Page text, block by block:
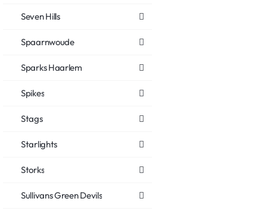
Seven Hills
Spaarnwoude
Sparks Haarlem
Spikes
Stags
Starlights
Storks
Sullivans Green Devils